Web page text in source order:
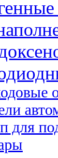
для